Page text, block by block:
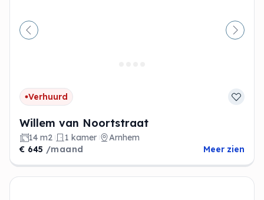
Vorige
Verhuurd
Willem van Noortstraat
14 m2 1 kamer
Arnhem
€ 645 /maand Meer zien